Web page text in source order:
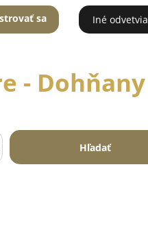
sa Iné odvetvia
- Dohňany
Hľadať